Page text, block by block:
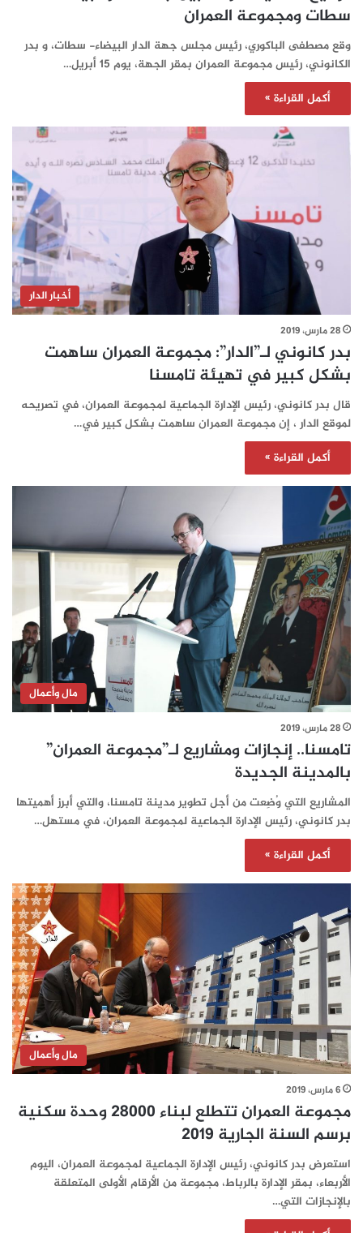
سطات ومجموعة العمران
وقع مصطفى الباكوري، رئيس مجلس جهة الدار البيضاء- سطات، و بدر
الكانوني، رئيس مجموعة العمران بمقر الجهة، يوم 15 أبريل…
أكمل القراءة »
أخبار الدار
28 مارس، 2019
بدر كانوني لـ”الدار”: مجموعة العمران ساهمت
بشكل كبير في تهيئة تامسنا
قال بدر كانوني، رئيس الإدارة الجماعية لمجموعة العمران، في تصريحه
لموقع الدار ، إن مجموعة العمران ساهمت بشكل كبير في…
أكمل القراءة »
مال وأعمال
28 مارس، 2019
تامسنا.. إنجازات ومشاريع لـ”مجموعة العمران”
بالمدينة الجديدة
المشاريع التي وُضِعت من أجل تطوير مدينة تامسنا، والتي أبرز أهميتها
بدر كانوني، رئيس الإدارة الجماعية لمجموعة العمران، في مستهل…
أكمل القراءة »
مال وأعمال
6 مارس، 2019
مجموعة العمران تتطلع لبناء 28000 وحدة سكنية
برسم السنة الجارية 2019
استعرض بدر كانوني، رئيس الإدارة الجماعية لمجموعة العمران، اليوم
الأربعاء، بمقر الإدارة بالرباط، مجموعة من الأرقام الأولى المتعلقة
بالإنجازات التي…